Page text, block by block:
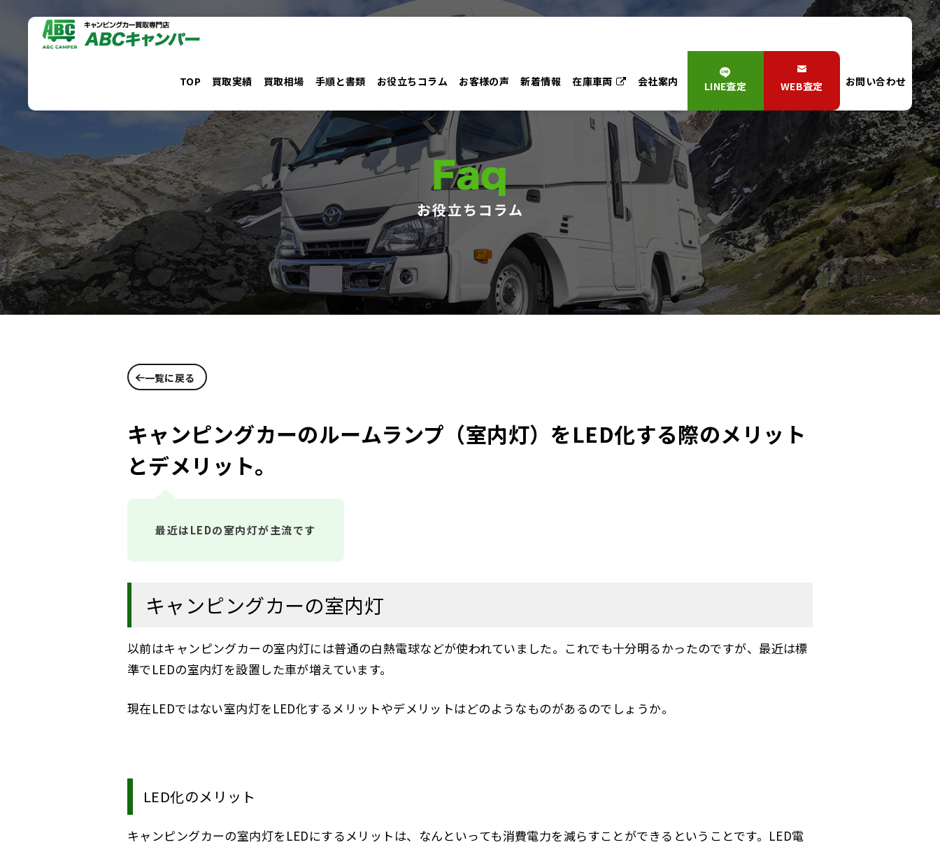
キ
ッ
プ
TOP 買取実績 買取相場 手順と書類 お役立ちコラム お客様の声 新着情報 在庫車両 会社案内 LINE査定 WEB査定 お問い合わせ
Faq
お役立ちコラム
一覧に戻る
キャンピングカーのルームランプ（室内灯）をLED化する際のメリット
とデメリット。
最近はLEDの室内灯が主流です
キャンピングカーの室内灯
以前はキャンピングカーの室内灯には普通の白熱電球などが使われていました。これでも十分明るかったのですが、最近は標
準でLEDの室内灯を設置した車が増えています。
現在LEDではない室内灯をLED化するメリットやデメリットはどのようなものがあるのでしょうか。
LED化のメリット
キャンピングカーの室内灯をLEDにするメリットは、なんといっても消費電力を減らすことができるということです。LED電